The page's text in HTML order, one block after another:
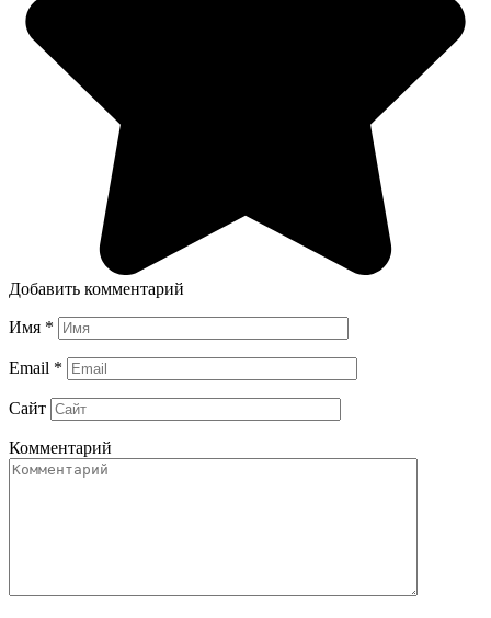
Добавить комментарий
Имя *
Email *
Сайт
Комментарий